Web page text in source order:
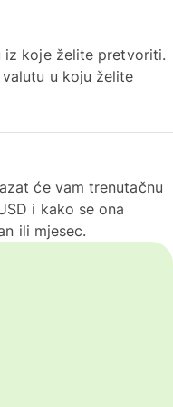
iz koje želite pretvoriti.
u koju želite
će vam trenutačnu
i kako se ona
ili mjesec.